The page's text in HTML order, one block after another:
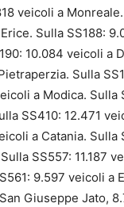
veicoli a
Sulla SS188:
10.084 veicoli a
Sulla
a Modica. Sulla
SS410: 12.471
a Catania. Sulla
SS557: 11.187
9.597 veicoli a
Giuseppe Jato,